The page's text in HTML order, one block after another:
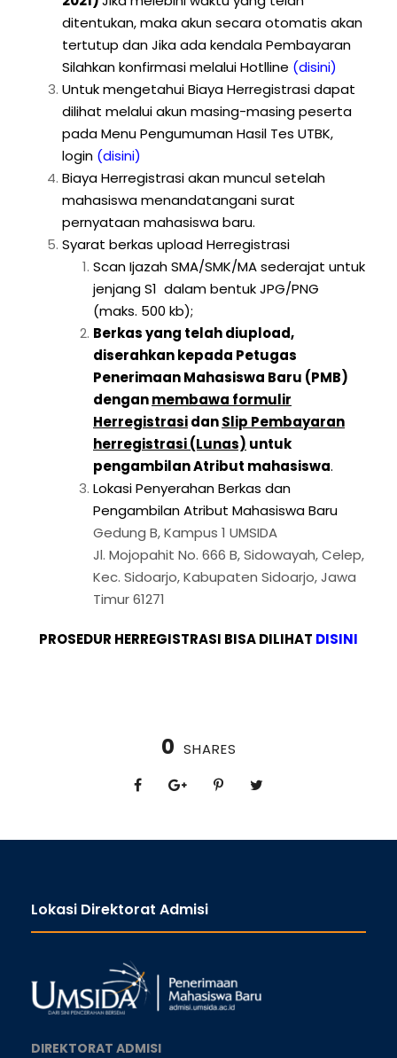
ditentukan, maka akun secara otomatis akan
tertutup dan Jika ada kendala Pembayaran
Silahkan konfirmasi melalui Hotlline (disini)
Untuk mengetahui Biaya Herregistrasi dapat
dilihat melalui akun masing-masing peserta
pada Menu Pengumuman Hasil Tes UTBK,
login (disini)
Biaya Herregistrasi akan muncul setelah
mahasiswa menandatangani surat
pernyataan mahasiswa baru.
Syarat berkas upload Herregistrasi
Scan Ijazah SMA/SMK/MA sederajat untuk
jenjang S1 dalam bentuk JPG/PNG
(maks. 500 kb);
Berkas yang telah diupload,
diserahkan kepada Petugas
Penerimaan Mahasiswa Baru (PMB)
denganmembawa formulir
HerregistrasidanSlip Pembayaran
herregistrasi (Lunas) untuk
pengambilan Atribut mahasiswa.
Lokasi Penyerahan Berkas dan
Pengambilan Atribut Mahasiswa Baru
Gedung B, Kampus 1 UMSIDA
Jl. Mojopahit No. 666 B, Sidowayah, Celep,
Kec. Sidoarjo, Kabupaten Sidoarjo, Jawa
Timur 61271
PROSEDUR HERREGISTRASI BISA DILIHAT DISINI
0 SHARES
Lokasi Direktorat Admisi
DIREKTORAT ADMISI